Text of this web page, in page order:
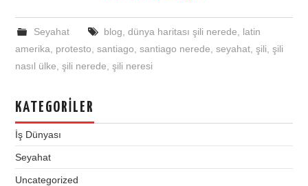
Seyahat blog dünya haritası şili nerede
latin
amerika
protesto ,santiago ,santiago nerede ,seyahat ,şili ,şili
nasıl ülke ,şili nerede ,şili neresi
KATEGORILER
İş Dünyası
Seyahat
Uncategorized